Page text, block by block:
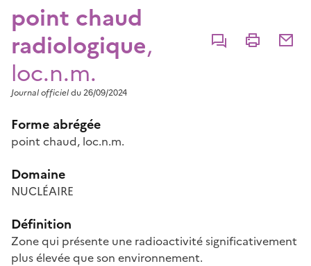
point chaud
radiologique,
loc.n.m.
CommenterImprimer
Journal officieldu 26/09/2024
Forme abrégée
point chaud, loc.n.m.
Domaine
NUCLÉAIRE
Définition
Zone qui présente une radioactivité significativement
plus élevée que son environnement.